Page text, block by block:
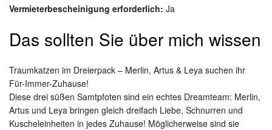
Vermieterbescheinigung erforderlich: Ja
Das sollten Sie über mich wissen
Traumkatzen im Dreierpack – Merlin, Artus & Leya suchen ihr
Für-Immer-Zuhause!
Diese drei süßen Samtpfoten sind ein echtes Dreamteam: Merlin,
Artus und Leya bringen gleich dreifach Liebe, Schnurren und
Kuscheleinheiten in jedes Zuhause! Möglicherweise sind sie